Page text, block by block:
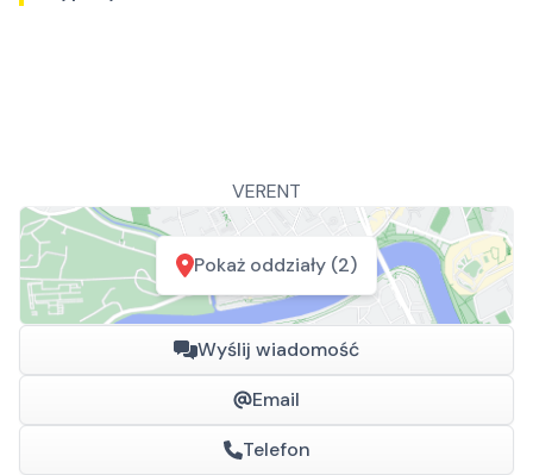
VERENT
Pokaż oddziały (2)
Wyślij wiadomość
Email
Telefon